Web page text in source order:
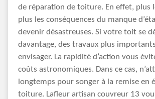
de réparation de toiture. En effet, plus
plus les conséquences du manque
devenir désastreuses. Si votre toit se
davantage, des travaux plus
envisager. La rapidité d’action vous
coûts astronomiques. Dans ce cas,
longtemps pour songer à la remise en
toiture. Lafleur artisan couvreur 13